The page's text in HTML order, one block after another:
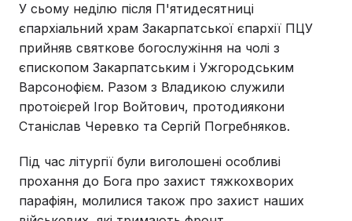
У сьому неділю після П'ятидесятниці
єпархіальний храм Закарпатської єпархії ПЦУ
прийняв святкове богослужіння на чолі з
єпископом Закарпатським і Ужгородським
Варсонофієм. Разом з Владикою служили
протоієрей Ігор Войтович, протодиякони
Станіслав Черевко та Сергій Погребняков.
Під час літургії були виголошені особливі
прохання до Бога про захист тяжкохворих
парафіян, молилися також про захист наших